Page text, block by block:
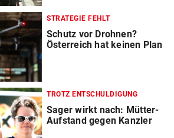
STRATEGIE FEHLT
Schutz vor Drohnen?
Österreich hat keinen Plan
TROTZ ENTSCHULDIGUNG
Sager wirkt nach: Mütter-
Aufstand gegen Kanzler